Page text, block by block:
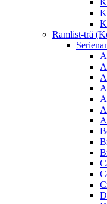
Ramlist-trä